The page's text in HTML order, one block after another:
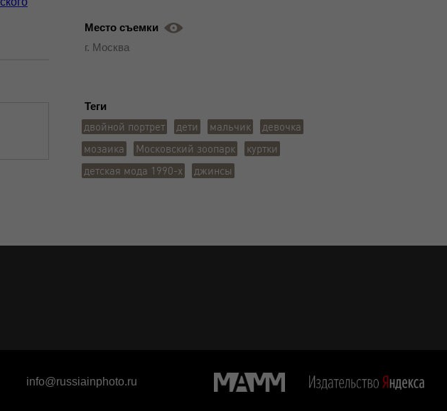
Место съемки
г. Москва
Теги
двойной портрет дети мальчик
девочка
мозаика
Московский зоопарк
куртки
детская мода 1990-х
джинсы
info@russiainphoto.ru